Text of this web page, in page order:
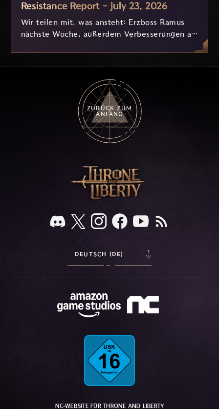
Resistance Report - July 23, 2026
Wir teilen mit, was ansteht: Erzboss Ramus
nächste Woche, außerdem Verbesserungen an
sind.
ZURÜCK ZUM
ANFANG
DEUTSCH (DE)
NC-WEBSITE FÜR THRONE AND LIBERTY